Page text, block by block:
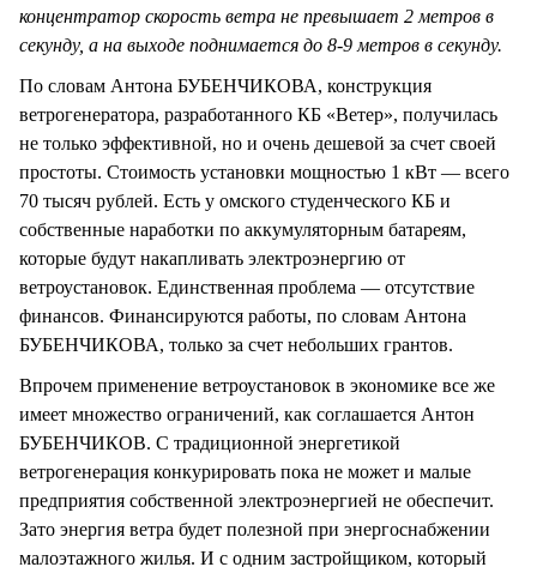
концентратор скорость ветра не превышает 2 метров в
секунду, а на выходе поднимается до 8-9 метров в секунду.
По словам Антона БУБЕНЧИКОВА, конструкция
ветрогенератора, разработанного КБ «Ветер», получилась
не только эффективной, но и очень дешевой за счет своей
простоты. Стоимость установки мощностью 1 кВт — всего
70 тысяч рублей. Есть у омского студенческого КБ и
собственные наработки по аккумуляторным батареям,
которые будут накапливать электроэнергию от
ветроустановок. Единственная проблема — отсутствие
финансов. Финансируются работы, по словам Антона
БУБЕНЧИКОВА, только за счет небольших грантов.
Впрочем применение ветроустановок в экономике все же
имеет множество ограничений, как соглашается Антон
БУБЕНЧИКОВ. С традиционной энергетикой
ветрогенерация конкурировать пока не может и малые
предприятия собственной электроэнергией не обеспечит.
Зато энергия ветра будет полезной при энергоснабжении
малоэтажного жилья. И с одним застройщиком, который